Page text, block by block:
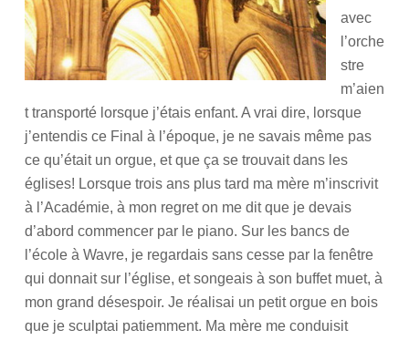
avec
l’orche
stre
m’aien
t transporté lorsque j’étais enfant. A vrai dire, lorsque
j’entendis ce Final à l’époque, je ne savais même pas
ce qu’était un orgue, et que ça se trouvait dans les
églises! Lorsque trois ans plus tard ma mère m’inscrivit
à l’Académie, à mon regret on me dit que je devais
d’abord commencer par le piano. Sur les bancs de
l’école à Wavre, je regardais sans cesse par la fenêtre
qui donnait sur l’église, et songeais à son buffet muet, à
mon grand désespoir. Je réalisai un petit orgue en bois
que je sculptai patiemment. Ma mère me conduisit